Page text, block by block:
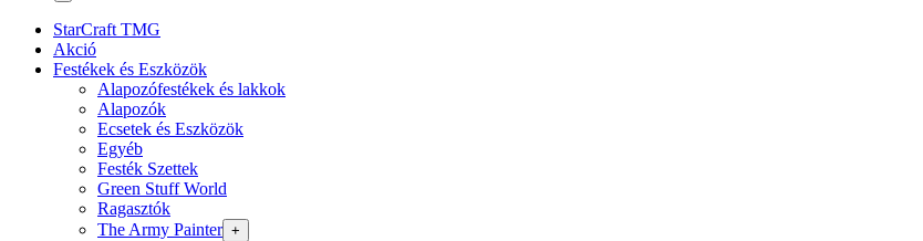
StarCraft TMG
Akció
Festékek és Eszközök
Alapozófestékek és lakkok
Alapozók
Ecsetek és Eszközök
Egyéb
Festék Szettek
Green Stuff World
Ragasztók
The Army Painter +